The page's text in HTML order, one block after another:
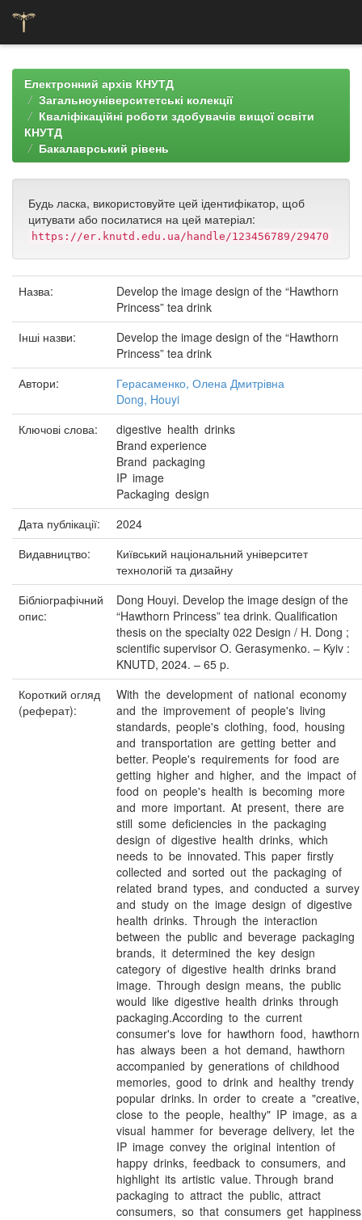
navigationЕлектронний архів КНУТД
Загальноуніверситетські колекції
Кваліфікаційні роботи здобувачів вищої освіти
КНУТД
Бакалаврський рівень
Будь ласка, використовуйте цей ідентифікатор, щоб
цитувати або посилатися на цей матеріал:
https://er.knutd.edu.ua/handle/123456789/29470
Назва:
Develop the image design of the “Hawthorn
Princess” tea drink
Інші назви:
Develop the image design of the “Hawthorn
Princess” tea drink
Автори:
Герасаменко, Олена Дмитрівна
Dong, Houyi
Ключові слова:
digestive health drinks
Brand experience
Brand packaging
IP image
Packaging design
Дата публікації:
2024
Видавництво:
Київський національний університет
технологій та дизайну
Бібліографічний
опис:
Dong Houyi. Develop the image design of the
“Hawthorn Princess” tea drink. Qualification
thesis on the specialty 022 Design / H. Dong ;
scientific supervisor O. Gerasymenko. – Kyiv :
KNUTD, 2024. – 65 p.
Короткий огляд
(реферат):
With the development of national economy
and the improvement of people's living
standards, people's clothing, food, housing
and transportation are getting better and
better. People's requirements for food are
getting higher and higher, and the impact of
food on people's health is becoming more
and more important. At present, there are
still some deficiencies in the packaging
design of digestive health drinks, which
needs to be innovated. This paper firstly
collected and sorted out the packaging of
related brand types, and conducted a
and study on the image design of digestive
health drinks. Through the interaction
between the public and beverage packaging
brands, it determined the key design
category of digestive health drinks brand
image. Through design means, the public
would like digestive health drinks through
packaging.According to the current
consumer's love for hawthorn food,
has always been a hot demand, hawthorn
accompanied by generations of childhood
memories, good to drink and healthy trendy
popular drinks. In order to create a
close to the people, healthy" IP image, as a
visual hammer for beverage delivery, let the
IP image convey the original intention of
happy drinks, feedback to consumers, and
highlight its artistic value. Through brand
packaging to attract the public, attract
consumers, so that consumers get